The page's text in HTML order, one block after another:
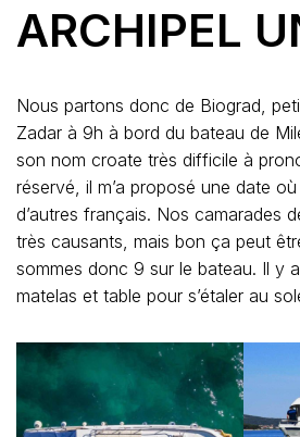
ARCHIPEL
Nous partons donc de Biograd,
Zadar à 9h à bord du bateau de
son nom croate très difficile à
réservé, il m’a proposé une date
d’autres français. Nos camarades
très causants, mais bon ça peut
sommes donc 9 sur le bateau. Il y
matelas et table pour s’étaler au